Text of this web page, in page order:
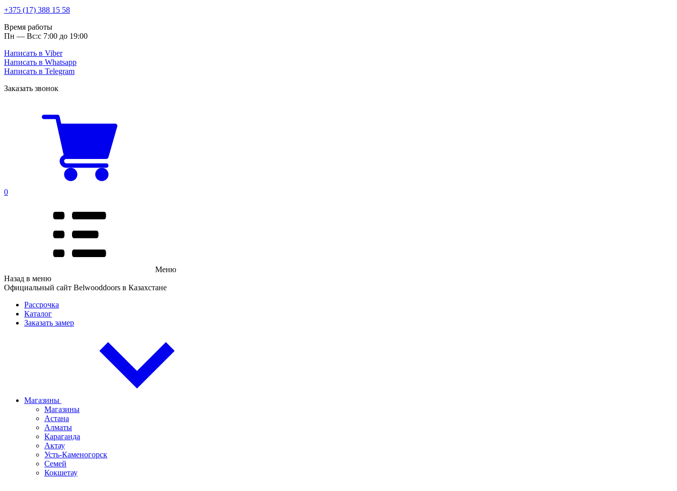
+375 (17) 388 15 58
Время работы
Пн — Вс:с 7:00 до 19:00
Написать в Viber
Написать в Whatsapp
Написать в Telegram
Заказать звонок
0
Меню
Назад в меню
Официальный сайт Belwooddoors в Казахстане
Рассрочка
Каталог
Заказать замер
Магазины
Магазины
Астана
Алматы
Караганда
Актау
Усть-Каменогорск
Семей
Кокшетау